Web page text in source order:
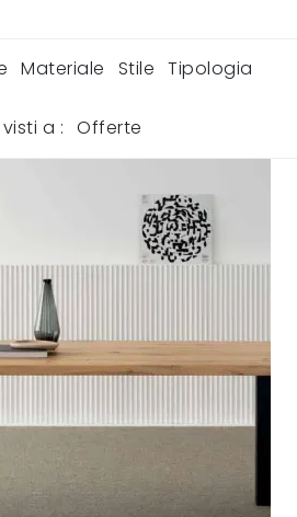
Materiale Stile Tipologia
a : Offerte